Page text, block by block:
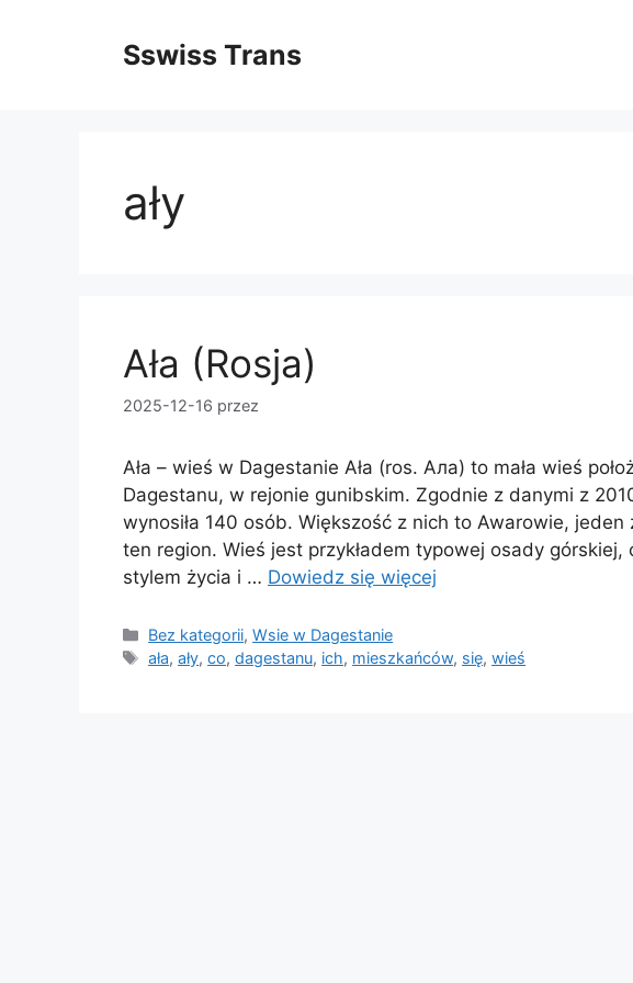
Sswiss Trans
ały
Ała (Rosja)
2025-12-16 przez
Ała – wieś w Dagestanie Ała (ros. Ала) to mała wieś
Dagestanu, w rejonie gunibskim. Zgodnie z danymi z
wynosiła 140 osób. Większość z nich to Awarowie,
ten region. Wieś jest przykładem typowej osady
stylem życia i … Dowiedz się więcej
Kategorie
Bez kategorii,Wsie w Dagestanie
Tagi
ała,ały,co,dagestanu, ich, mieszkańców, się,wieś